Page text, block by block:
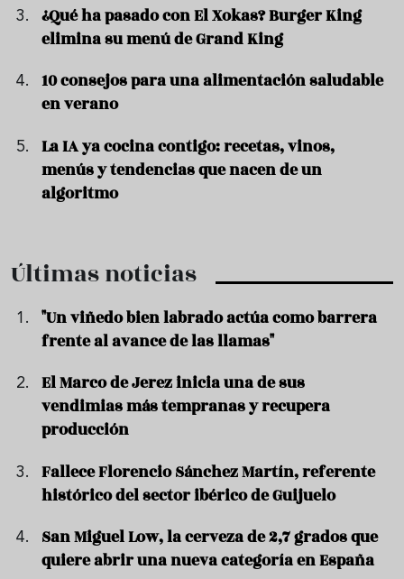
¿Qué ha pasado con El Xokas? Burger King
elimina su menú de Grand King
10 consejos para una alimentación saludable
en verano
La IA ya cocina contigo: recetas, vinos,
menús y tendencias que nacen de un
algoritmo
Últimas noticias
"Un viñedo bien labrado actúa como barrera
frente al avance de las llamas"
El Marco de Jerez inicia una de sus
vendimias más tempranas y recupera
producción
Fallece Florencio Sánchez Martín, referente
histórico del sector ibérico de Guijuelo
San Miguel Low, la cerveza de 2,7 grados que
quiere abrir una nueva categoría en España